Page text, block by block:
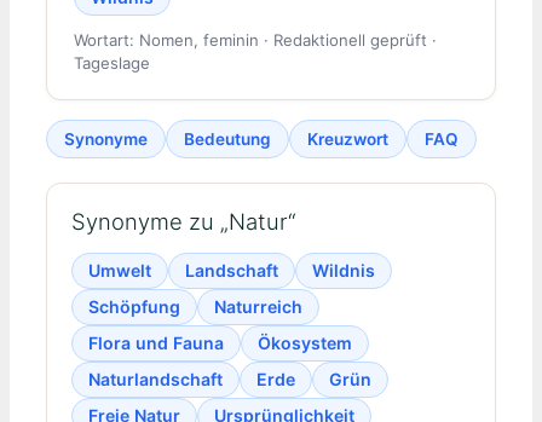
Wortart: Nomen, feminin · Redaktionell geprüft ·
Tageslage
Synonyme Bedeutung Kreuzwort FAQ
Synonyme zu „Natur“
Umwelt Landschaft
Wildnis
Schöpfung
Naturreich
Flora und Fauna
Ökosystem
Naturlandschaft
Erde
Grün
Freie Natur
Ursprünglichkeit